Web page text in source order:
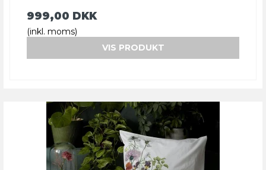
999,00 DKK
(inkl. moms)
VIS PRODUKT